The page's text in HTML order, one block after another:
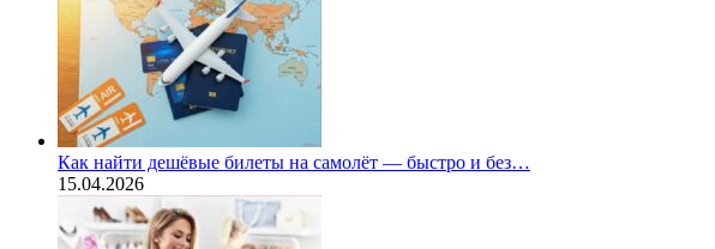
Как найти дешёвые билеты на самолёт — быстро и без…
15.04.2026